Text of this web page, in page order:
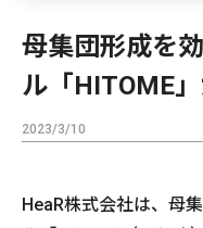
母集団形成を
ル「HITOME
2023/3/10
HeaR株式会社は、母